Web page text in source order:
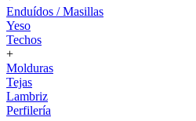
Enduídos / Masillas
Yeso
Techos
+
Molduras
Tejas
Lambriz
Perfilería